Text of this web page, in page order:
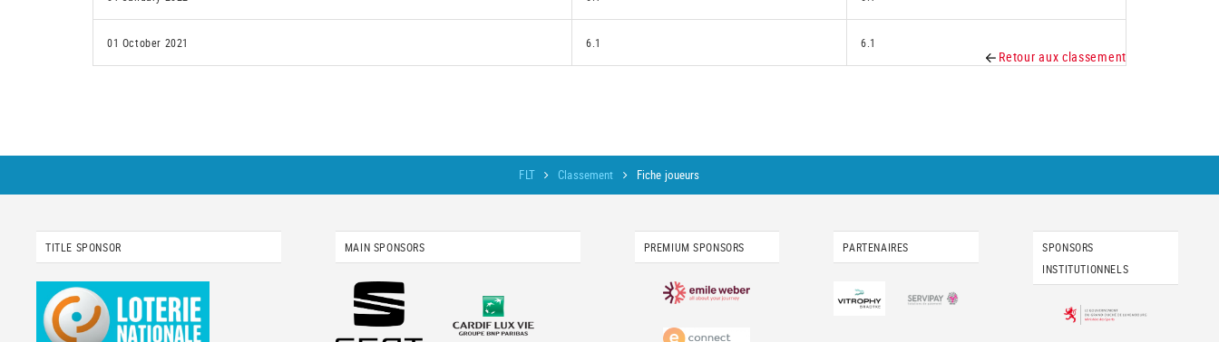
01 October 2021 6.1 6.1
Retour aux classement
FLT Classement Fiche joueurs
TITLE SPONSOR MAIN SPONSORS PREMIUM SPONSORS PARTENAIRES
SPONSORS
INSTITUTIONNELS